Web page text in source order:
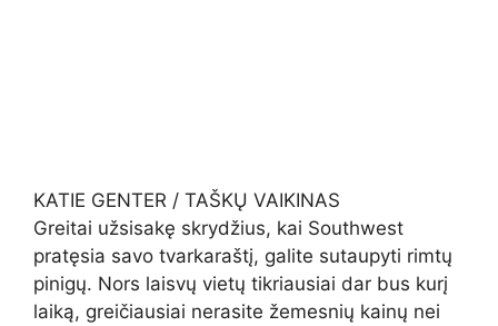
KATIE GENTER / TAŠKŲ VAIKINAS
Greitai užsisakę skrydžius, kai Southwest
pratęsia savo tvarkaraštį, galite sutaupyti rimtų
pinigų. Nors laisvų vietų tikriausiai dar bus kurį
laiką, greičiausiai nerasite žemesnių kainų nei